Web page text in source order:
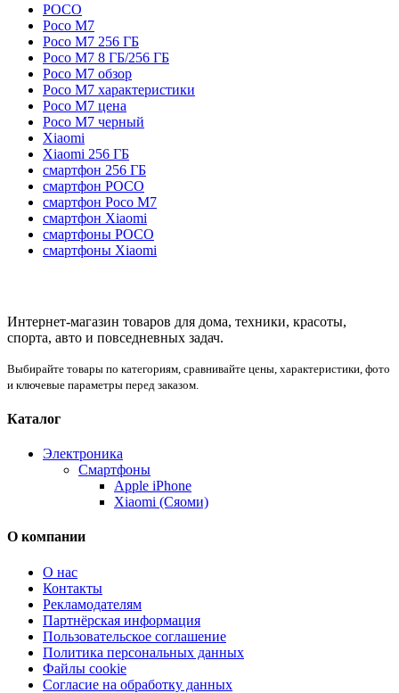
POCO
Poco M7
Poco M7 256 ГБ
Poco M7 8 ГБ/256 ГБ
Poco M7 обзор
Poco M7 характеристики
Poco M7 цена
Poco M7 черный
Xiaomi
Xiaomi 256 ГБ
смартфон 256 ГБ
смартфон POCO
смартфон Poco M7
смартфон Xiaomi
смартфоны POCO
смартфоны Xiaomi
Интернет-магазин товаров для дома, техники, красоты,
спорта, авто и повседневных задач.
Выбирайте товары по категориям, сравнивайте цены, характеристики, фото
и ключевые параметры перед заказом.
Каталог
Электроника
Смартфоны
Apple iPhone
Xiaomi (Сяоми)
О компании
О нас
Контакты
Рекламодателям
Партнёрская информация
Пользовательское соглашение
Политика персональных данных
Файлы cookie
Согласие на обработку данных